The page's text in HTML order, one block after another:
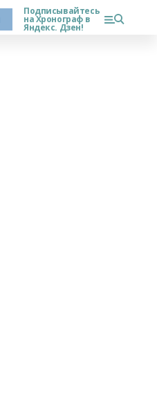
Подписывайтесь
на Хронограф в
Яндекс. Дзен!